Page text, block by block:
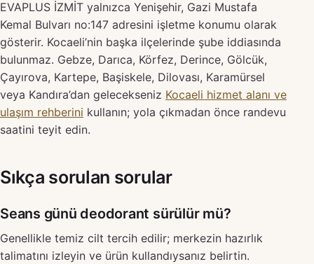
EVAPLUS İZMİT yalnızca Yenişehir, Gazi Mustafa
Kemal Bulvarı no:147 adresini işletme konumu olarak
gösterir. Kocaeli’nin başka ilçelerinde şube iddiasında
bulunmaz. Gebze, Darıca, Körfez, Derince, Gölcük,
Çayırova, Kartepe, Başiskele, Dilovası, Karamürsel
veya Kandıra’dan gelecekseniz Kocaeli hizmet alanı ve
ulaşım rehberini kullanın; yola çıkmadan önce randevu
saatini teyit edin.
Sıkça sorulan sorular
Seans günü deodorant sürülür mü?
Genellikle temiz cilt tercih edilir; merkezin hazırlık
talimatını izleyin ve ürün kullandıysanız belirtin.